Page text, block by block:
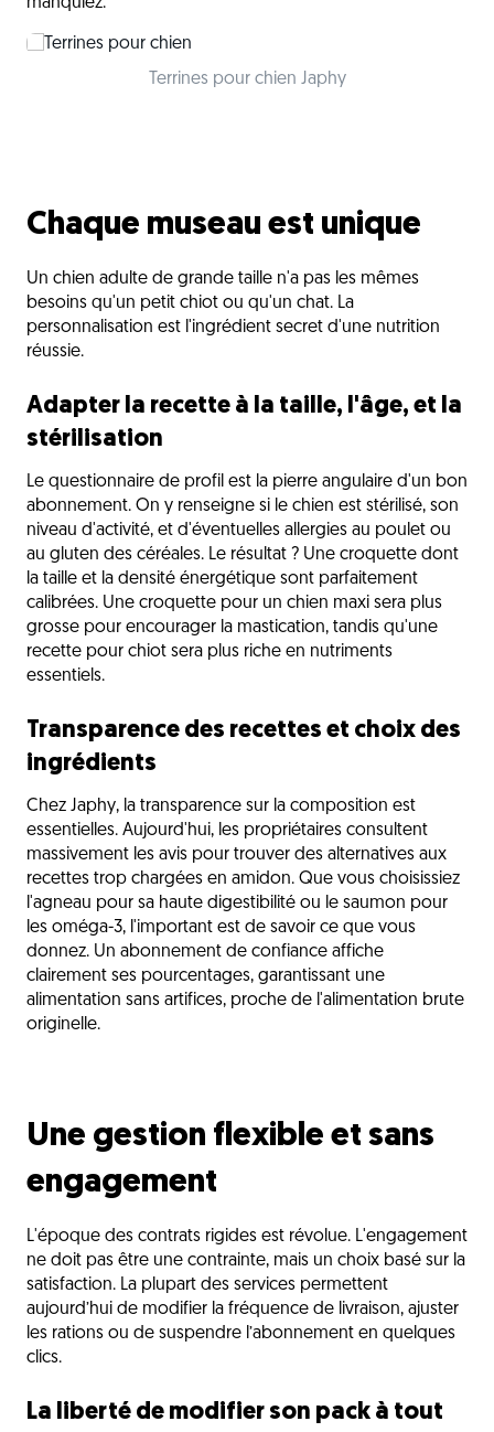
Terrines pour chien Japhy
Chaque museau est unique
Un chien adulte de grande taille n'a pas les mêmes
besoins qu'un petit chiot ou qu'un chat. La
personnalisation est l'ingrédient secret d'une nutrition
réussie.
Adapter la recette à la taille, l'âge, et la
stérilisation
Le questionnaire de profil est la pierre angulaire d'un bon
abonnement. On y renseigne si le chien est stérilisé, son
niveau d'activité, et d'éventuelles allergies au poulet ou
au gluten des céréales. Le résultat ? Une croquette dont
la taille et la densité énergétique sont parfaitement
calibrées. Une croquette pour un chien maxi sera plus
grosse pour encourager la mastication, tandis qu'une
recette pour chiot sera plus riche en nutriments
essentiels.
Transparence des recettes et choix des
ingrédients
Chez Japhy, la transparence sur la composition est
essentielles. Aujourd'hui, les propriétaires consultent
massivement les avis pour trouver des alternatives aux
recettes trop chargées en amidon. Que vous choisissiez
l'agneau pour sa haute digestibilité ou le saumon pour
les oméga-3, l'important est de savoir ce que vous
donnez. Un abonnement de confiance affiche
clairement ses pourcentages, garantissant une
alimentation sans artifices, proche de l'alimentation brute
originelle.
Une gestion flexible et sans
engagement
L'époque des contrats rigides est révolue. L'engagement
ne doit pas être une contrainte, mais un choix basé sur la
satisfaction. La plupart des services permettent
aujourd’hui de modifier la fréquence de livraison, ajuster
les rations ou de suspendre l’abonnement en quelques
clics.
La liberté de modifier son pack à tout